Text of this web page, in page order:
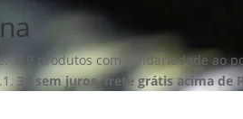
119 produtos com solidariedade ao
3x sem juros, frete grátis acima de